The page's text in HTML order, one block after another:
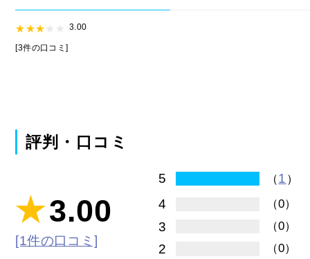
3.00
[3件の口コミ]
評判・口コミ
3.00
[1件の口コミ]
5 （1 ）
4 （0）
3 （0）
2 （0）